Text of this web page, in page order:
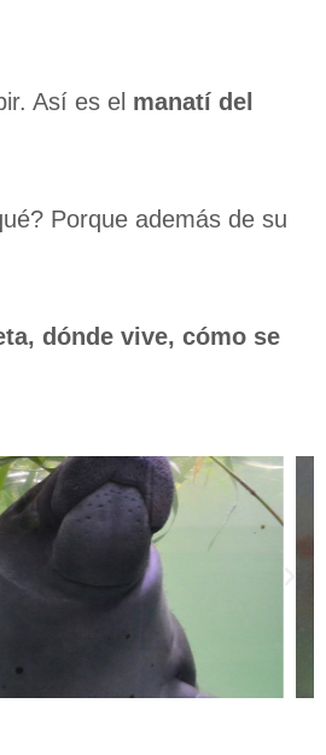
Así es el manatí del
Porque además de su
dónde vive, cómo se